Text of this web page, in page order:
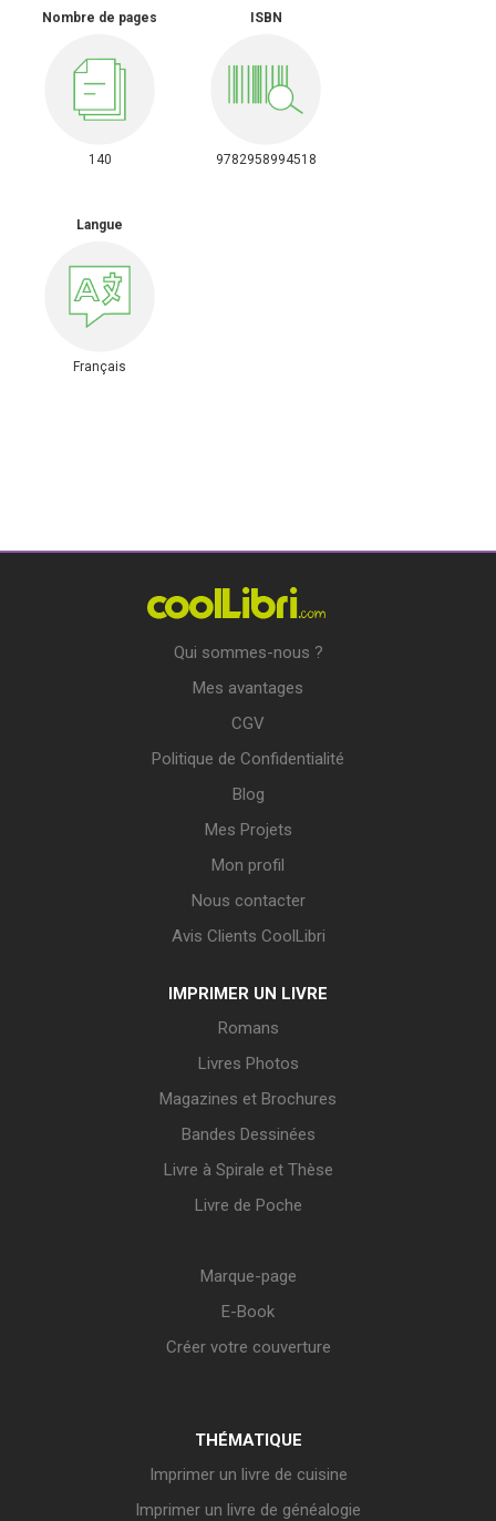
Nombre de pages
140
ISBN
9782958994518
Langue
Français
Qui sommes-nous ?
Mes avantages
CGV
Politique de Confidentialité
Blog
Mes Projets
Mon profil
Nous contacter
Avis Clients CoolLibri
IMPRIMER UN LIVRE
Romans
Livres Photos
Magazines et Brochures
Bandes Dessinées
Livre à Spirale et Thèse
Livre de Poche
Marque-page
E-Book
Créer votre couverture
THÉMATIQUE
Imprimer un livre de cuisine
Imprimer un livre de généalogie